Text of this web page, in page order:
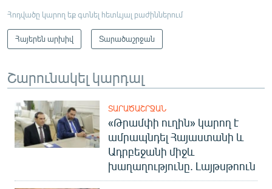
Հոդվածը կարող եք գտնել հետևյալ բաժիններում
Հայերեն արխիվ Տարածաշրջան
Շարունակել կարդալ
ՏԱՐԱԾԱՇՐՋԱՆ
«Թրամփի ուղին» կարող է
ամրապնդել Հայաստանի և
Ադրբեջանի միջև
խաղաղությունը. Լայթսթոուն